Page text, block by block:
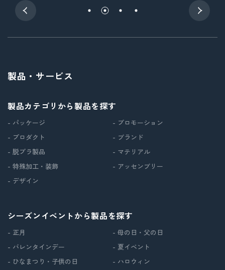
製品・サービス
製品カテゴリから製品を探す
- パッケージ
- プロダクト
- 脱プラ製品
- 特殊加工・装飾
- デザイン
- プロモーション
- ブランド
- マテリアル
- アッセンブリー
シーズンイベントから製品を探す
- 正月
- バレンタインデー
- ひなまつり・子供の日
- 母の日・父の日
- 夏イベント
- ハロウィン